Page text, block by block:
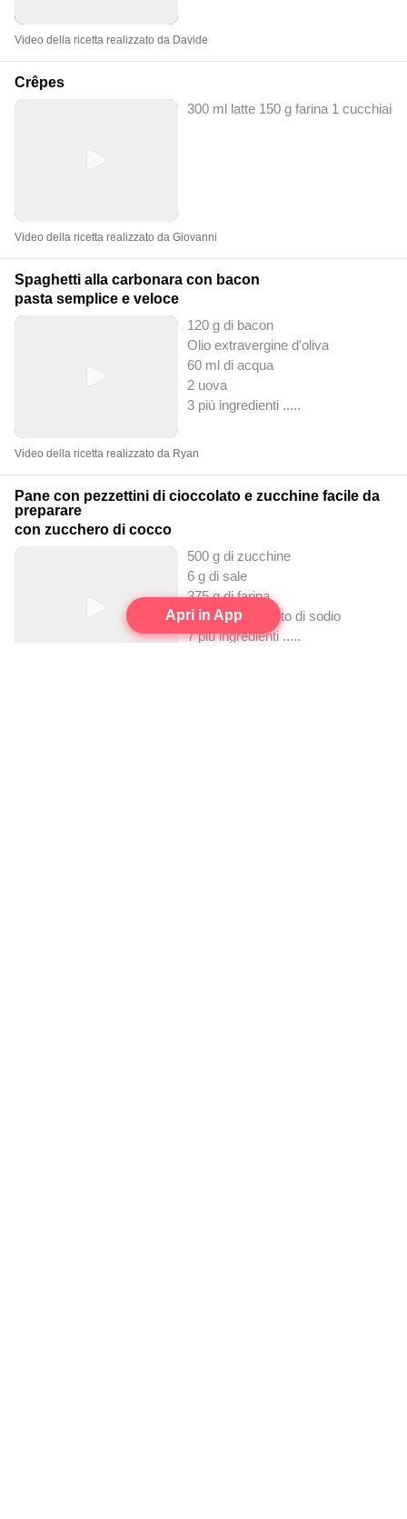
Video della ricetta realizzato da Davide
Crêpes
300 ml latte 150 g farina 1
Video della ricetta realizzato da Giovanni
Spaghetti alla carbonara con bacon
pasta semplice e veloce
120 g di bacon
Olio extravergine d'oliva
60 ml di acqua
2 uova
3 più ingredienti .....
Video della ricetta realizzato da Ryan
Pane con pezzettini di cioccolato e zucchine facile da
preparare
con zucchero di cocco
500 g di zucchine
6 g di sale
375 g di farina
2 g di bicarbonato di sodio
7 più ingredienti .....
Apri in App